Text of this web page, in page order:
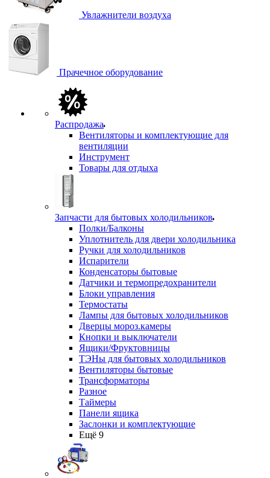
Увлажнители воздуха
Прачечное оборудование
Распродажа
Вентиляторы и комплектующие для
вентиляции
Инструмент
Товары для отдыха
Запчасти для бытовых холодильников
Полки/Балконы
Уплотнитель для двери холодильника
Ручки для холодильников
Испарители
Конденсаторы бытовые
Датчики и термопредохранители
Блоки управления
Термостаты
Лампы для бытовых холодильников
Дверцы мороз.камеры
Кнопки и выключатели
Ящики/Фруктовницы
ТЭНы для бытовых холодильников
Вентиляторы бытовые
Трансформаторы
Разное
Таймеры
Панели ящика
Заслонки и комплектующие
Ещё 9